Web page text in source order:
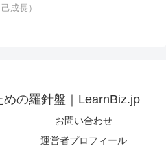
成長）
めの羅針盤｜LearnBiz.jp
お問い合わせ
運営者プロフィール